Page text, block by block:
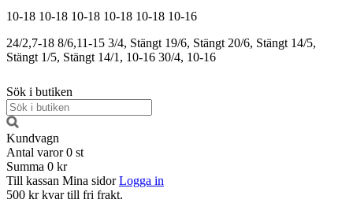
10-18 10-18 10-18 10-18 10-18 10-16
24/2,7-18 8/6,11-15 3/4, Stängt 19/6, Stängt 20/6, Stängt 14/5,
Stängt 1/5, Stängt 14/1, 10-16 30/4, 10-16
Sök i butiken
Kundvagn
Antal varor 0 st
Summa 0 kr
Till kassan Mina sidor Logga in
500 kr kvar till fri frakt.